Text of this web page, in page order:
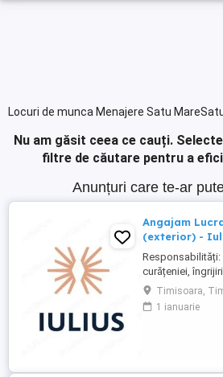
Locuri de munca Menajere Satu
Nu am găsit ceea ce cauți.
filtre de căutare pentru a
Anunțuri care te-ar
Angajam
(exterior) -
Responsabilități:
curățeniei,
amplasamentului
Colectează
trimite spre
Timisoara,
1 ianuarie